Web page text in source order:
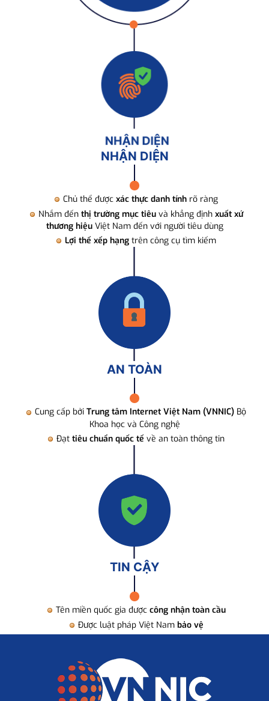
NHẬN DIỆN
Chủ thể được xác thực danh tính rõ ràng
Nhắm đến thị trường mục tiêuvà khẳng định xuất xứ
thương hiệuViệt Nam đến với người tiêu dùng
Lợi thế xếp hạng trên công cụ tìm kiếm
AN TOÀN
Cung cấp bởi Trung tâm Internet Việt Nam (VNNIC) Bộ
Khoa học và Công nghệ
Đạt tiêu chuẩn quốc tế về an toàn thông tin
TIN CẬY
Tên miền quốc gia được công nhận toàn cầu
Được luật pháp Việt Nam bảo vệ